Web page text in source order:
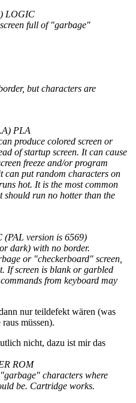
LOGIC
full of "garbage"
but characters are
PLA
produce colored screen or
of startup screen. It can cause
freeze and/or program
can put random characters on
hot. It is the most common
run no hotter than the
(PAL version is 6569)
dark) with no border.
or "checkerboard" screen,
If screen is blank or garbled
from keyboard may
nur teildefekt wären (was
müssen).
nicht, dazu ist mir das
ROM
characters where
be. Cartridge works.